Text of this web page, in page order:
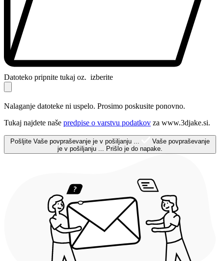
Datoteko pripnite tukaj oz. izberite
Nalaganje datoteke ni uspelo. Prosimo poskusite ponovno.
Tukaj najdete naše predpise o varstvu podatkov za www.3djake.si.
Pošljite Vaše povpraševanje je v pošiljanju ...
Vaše povpraševanje
je v pošiljanju ... Prišlo je do napake.